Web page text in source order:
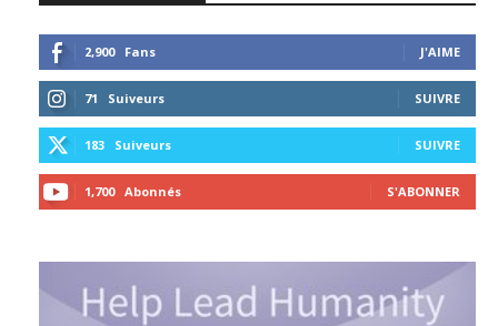
2,900 Fans J'AIME
71 Suiveurs SUIVRE
183 Suiveurs SUIVRE
1,700 Abonnés S'ABONNER